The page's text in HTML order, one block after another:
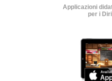
Applicazioni
per i